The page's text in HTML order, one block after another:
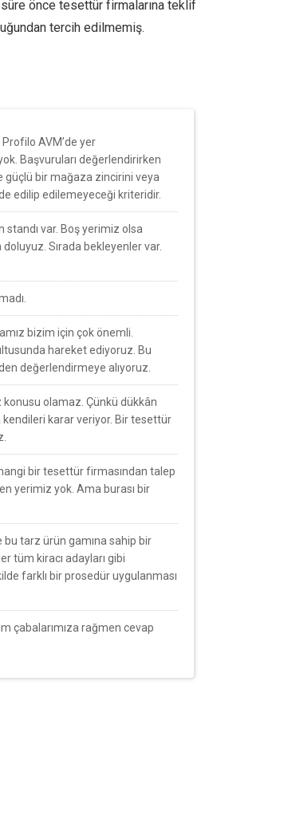
önce tesettür firmalarına teklif
tercih edilmemiş.
AVM’de yer
Başvuruları değerlendirirken
güçlü bir mağaza zincirini veya
edilip edilemeyeceği kriteridir.
standı var. Boş yerimiz olsa
Sırada bekleyenler var.
bizim için çok önemli.
hareket ediyoruz. Bu
değerlendirmeye alıyoruz.
konusu olamaz. Çünkü dükkân
kendileri karar veriyor. Bir tesettür
bir tesettür firmasından talep
yerimiz yok. Ama burası bir
bu tarz ürün gamına sahip bir
tüm kiracı adayları gibi
farklı bir prosedür uygulanması
çabalarımıza rağmen cevap